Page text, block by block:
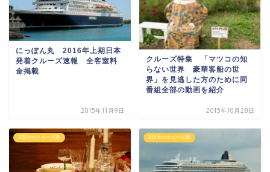
にっぽん丸 2016年上期日本
発着クルーズ速報 全客室料
金掲載
2015年11月9日
クルーズ特集 「マツコの知
らない世界 豪華客船の世
界」を見逃した方のために同
番組全部の動画を紹介
2015年10月28日
3 日本のクルーズ船 3 日本のクルーズ船